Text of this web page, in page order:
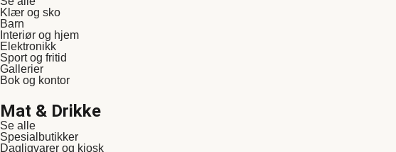
Klær og sko
Barn
Interiør og hjem
Elektronikk
Sport og fritid
Gallerier
Bok og kontor
Mat & Drikke
Se alle
Spesialbutikker
Dagligvarer og kiosk